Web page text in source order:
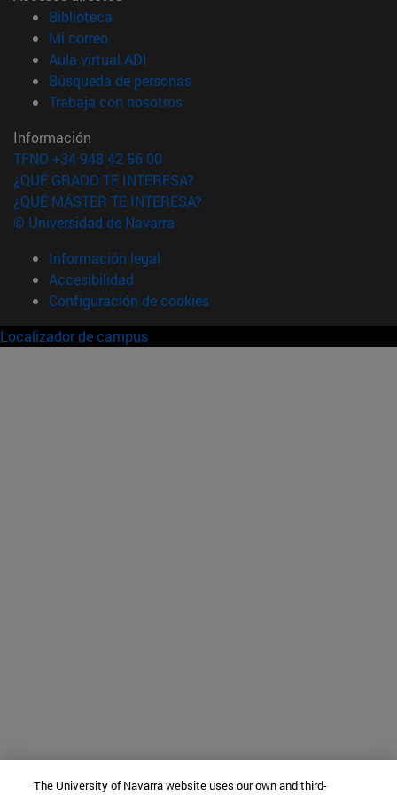
Biblioteca
Mi correo(abre en nueva ventana)
Aula virtual ADI
Búsqueda de personas(abre en nueva ventana)
Trabaja con nosotros(abre en nueva ventana)
Información
TFNO +34 948 42 56 00
¿QUÉ GRADO TE INTERESA?
¿QUÉ MÁSTER TE INTERESA?
© Universidad de Navarra
Información legal
Accesibilidad
Configuración de cookies
Localizador de campus
The University of Navarra website uses our own and third-